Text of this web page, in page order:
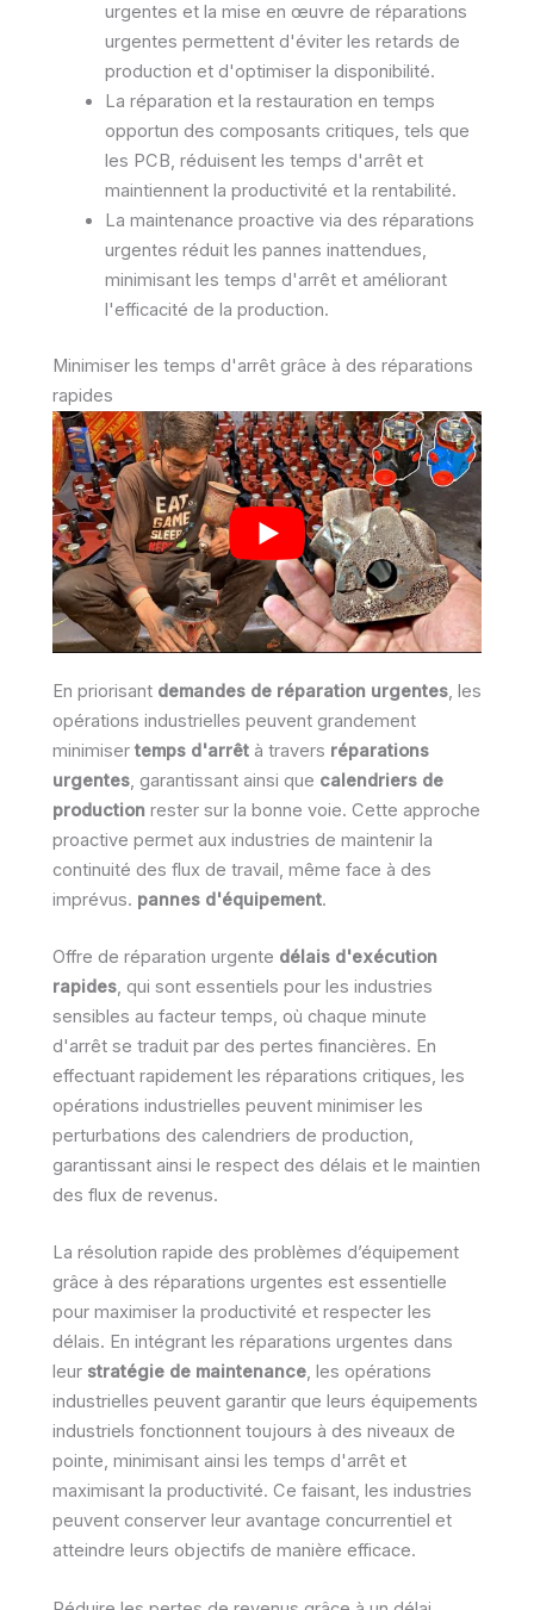
urgentes et la mise en œuvre de réparations
urgentes permettent d'éviter les retards de
production et d'optimiser la disponibilité.
La réparation et la restauration en temps
opportun des composants critiques, tels que
les PCB, réduisent les temps d'arrêt et
maintiennent la productivité et la rentabilité.
La maintenance proactive via des réparations
urgentes réduit les pannes inattendues,
minimisant les temps d'arrêt et améliorant
l'efficacité de la production.
Minimiser les temps d'arrêt grâce à des réparations
rapides
En priorisant demandes de réparation urgentes, les
opérations industrielles peuvent grandement
minimiser temps d'arrêt à travers réparations
urgentes, garantissant ainsi que calendriers de
production rester sur la bonne voie. Cette approche
proactive permet aux industries de maintenir la
continuité des flux de travail, même face à des
imprévus. pannes d'équipement.
Offre de réparation urgente délais d'exécution
rapides, qui sont essentiels pour les industries
sensibles au facteur temps, où chaque minute
d'arrêt se traduit par des pertes financières. En
effectuant rapidement les réparations critiques, les
opérations industrielles peuvent minimiser les
perturbations des calendriers de production,
garantissant ainsi le respect des délais et le maintien
des flux de revenus.
La résolution rapide des problèmes d’équipement
grâce à des réparations urgentes est essentielle
pour maximiser la productivité et respecter les
délais. En intégrant les réparations urgentes dans
leur stratégie de maintenance, les opérations
industrielles peuvent garantir que leurs équipements
industriels fonctionnent toujours à des niveaux de
pointe, minimisant ainsi les temps d'arrêt et
maximisant la productivité. Ce faisant, les industries
peuvent conserver leur avantage concurrentiel et
atteindre leurs objectifs de manière efficace.